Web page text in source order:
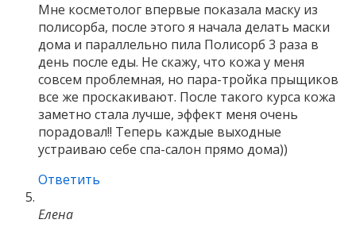
Мне косметолог впервые показала маску из
полисорба, после этого я начала делать маски
дома и параллельно пила Полисорб 3 раза в
день после еды. Не скажу, что кожа у меня
совсем проблемная, но пара-тройка прыщиков
все же проскакивают. После такого курса кожа
заметно стала лучше, эффект меня очень
порадовал!! Теперь каждые выходные
устраиваю себе спа-салон прямо дома))
Ответить
Елена